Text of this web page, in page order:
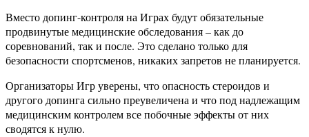
Вместо допинг-контроля на Играх будут обязательные
продвинутые медицинские обследования – как до
соревнований, так и после. Это сделано только для
безопасности спортсменов, никаких запретов не планируется.
Организаторы Игр уверены, что опасность стероидов и
другого допинга сильно преувеличена и что под надлежащим
медицинским контролем все побочные эффекты от них
сводятся к нулю.